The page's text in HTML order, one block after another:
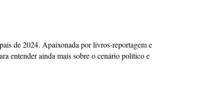
de 2024. Apaixonada por livros-reportagem e
entender ainda mais sobre o cenário político e